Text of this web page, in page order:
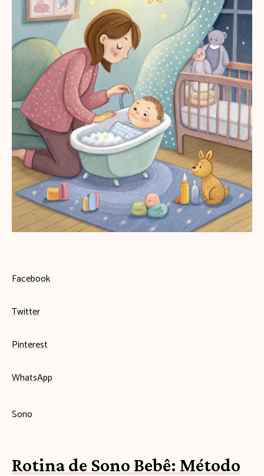
Facebook
Twitter
Pinterest
WhatsApp
Sono
Rotina de Sono Bebê: Método